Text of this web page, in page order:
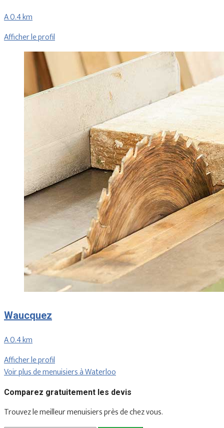
A 0.4 km
Afficher le profil
Waucquez
A 0.4 km
Afficher le profil
Voir plus de menuisiers à Waterloo
Comparez gratuitement les devis
Trouvez le meilleur menuisiers près de chez vous.